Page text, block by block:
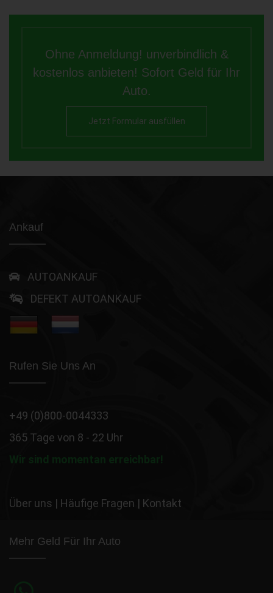
Ohne Anmeldung! unverbindlich &
kostenlos anbieten! Sofort Geld für Ihr
Auto.
Jetzt Formular ausfüllen
Ankauf
AUTOANKAUF
DEFEKT AUTOANKAUF
Rufen Sie Uns An
+49 (0)800-0044333
365 Tage von 8 - 22 Uhr
Wir sind momentan erreichbar!
Über uns | Häufige Fragen | Kontakt
Mehr Geld Für Ihr Auto